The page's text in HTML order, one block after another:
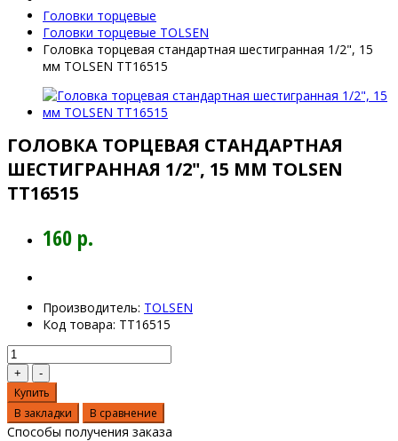
Головки торцевые
Головки торцевые TOLSEN
Головка торцевая стандартная шестигранная 1/2", 15
мм TOLSEN TT16515
ГОЛОВКА ТОРЦЕВАЯ СТАНДАРТНАЯ
ШЕСТИГРАННАЯ 1/2", 15 ММ TOLSEN
TT16515
160 р.
Производитель: TOLSEN
Код товара: TT16515
Купить
В закладки
В сравнение
Способы получения заказа